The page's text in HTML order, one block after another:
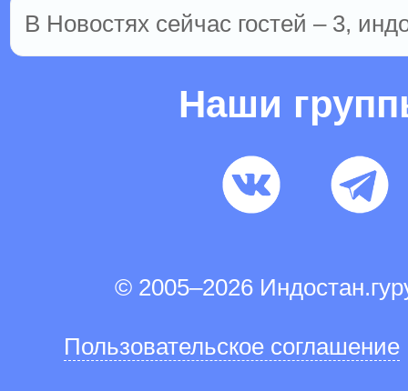
В Новостях сейчас гостей – 3,
Наши
© 2005–2026
Пользовательское соглашение